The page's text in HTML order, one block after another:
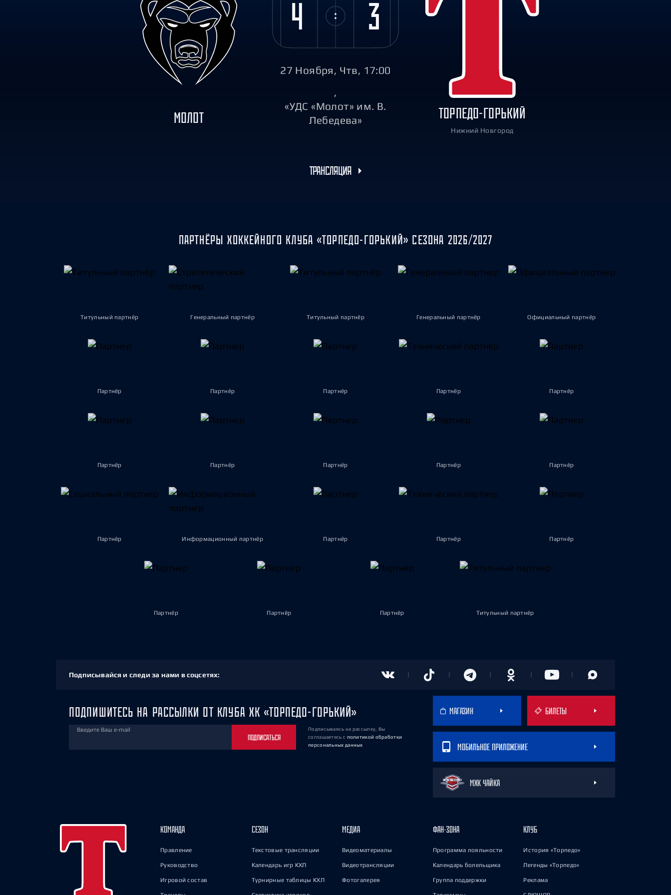
Локомотив
Северсталь
ЦСКА
Шанхайские Драконы
Салават Юлаев
МОЛОТ
4 3
27 Ноября, Чтв, 17:00
,
«УДС «Молот» им. В.
Лебедева»
ТОРПЕДО-ГОРЬКИЙ
Нижний Новгород
ТРАНСЛЯЦИЯ
ПАРТНЁРЫ ХОККЕЙНОГО КЛУБА «ТОРПЕДО-ГОРЬКИЙ» СЕЗОНА 2026/2027
Титульный партнёр Генеральный партнёр Титульный партнёр Генеральный партнёр Официальный партнёр
Партнёр Партнёр Партнёр Партнёр Партнёр
Партнёр Партнёр Партнёр Партнёр Партнёр
Партнёр Информационный партнёр Партнёр Партнёр Партнёр
Партнёр Партнёр Партнёр Титульный партнёр
Подписывайся и следи за нами в соцсетях:
ПОДПИШИТЕСЬ НА РАССЫЛКИ ОТ КЛУБА ХК «ТОРПЕДО-ГОРЬКИЙ»
Введите Ваш e-mail
ПОДПИСАТЬСЯ
Подписываясь на рассылку, Вы
соглашаетесь с политикой обработки
персональных данных
МАГАЗИН БИЛЕТЫ
МОБИЛЬНОЕ ПРИЛОЖЕНИЕ
МХК ЧАЙКА
КОМАНДА
Правление
Руководство
Игровой состав
СЕЗОН
Текстовые трансляции
Календарь игр КХЛ
Турнирные таблицы КХЛ
МЕДИА
Видеоматериалы
Видеотрансляции
Фотогалерея
ФАН-ЗОНА
Программа лояльности
Календарь болельщика
Группа поддержки
КЛУБ
История «Торпедо»
Легенды «Торпедо»
Реклама